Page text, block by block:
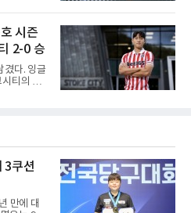
상대 말
서 0-2로
핀 라켄
널티지역
받아 오른
후반 41
점 1을
모 발지,
통 스트
시즌
2-0 승
겼다. 잉글
티의 배
컵(EFL
를 박는
를 밟은
찌르는
트 보제니
골망을
3쿠션
만에 대